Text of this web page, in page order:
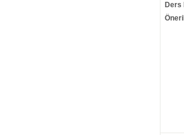
Ders